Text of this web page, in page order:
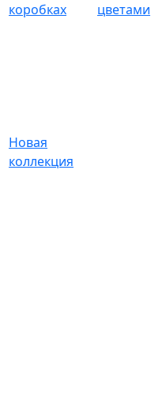
коробках
цветами
Новая
коллекция